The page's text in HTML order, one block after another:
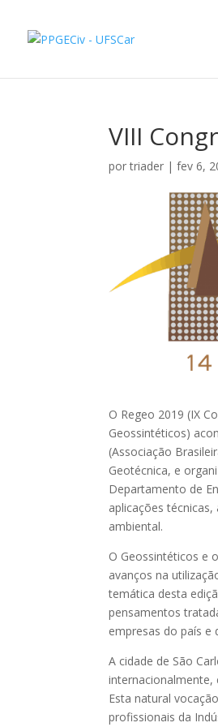
VIII
portriader |fev 6,
O Regeo 2019 (IX
Geossintéticos)
(Associação
Geotécnica, e
Departamento de
aplicações
ambiental.
O Geossintéticos e
avanços na
temática desta
pensamentos
empresas do país e
A cidade de São
internacionalmente,
Esta natural
profissionais da